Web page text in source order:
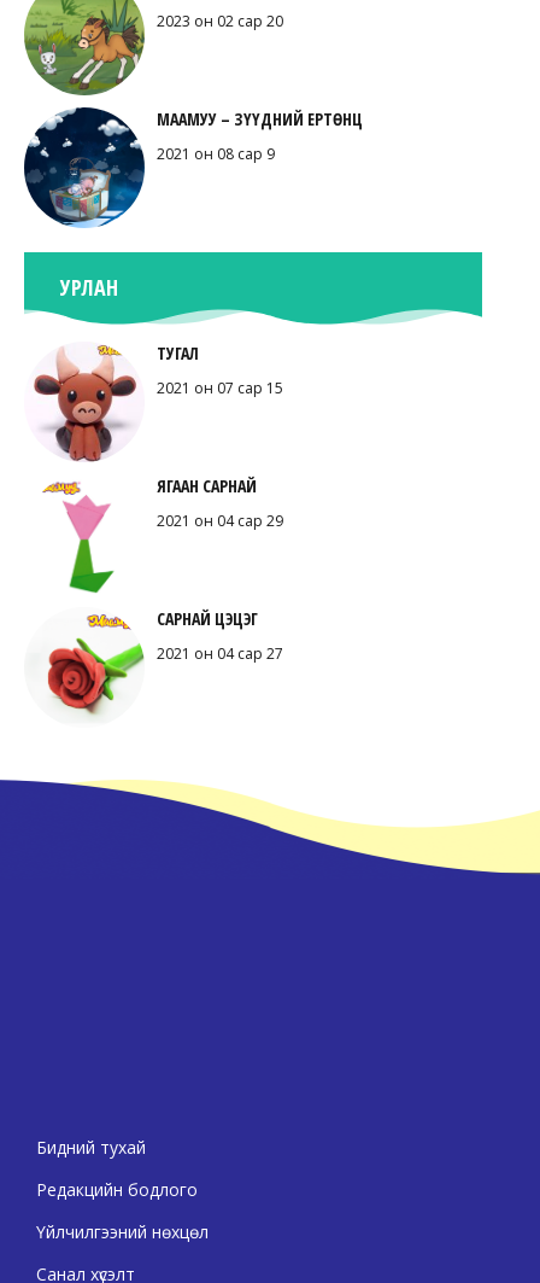
2023 он 02 сар 20
МААМУУ – ЗҮҮДНИЙ ЕРТӨНЦ
2021 он 08 сар 9
УРЛАН
ТУГАЛ
2021 он 07 сар 15
ЯГААН САРНАЙ
2021 он 04 сар 29
САРНАЙ ЦЭЦЭГ
2021 он 04 сар 27
Бидний тухай
Редакцийн бодлого
Үйлчилгээний нөхцөл
Санал хүсэлт